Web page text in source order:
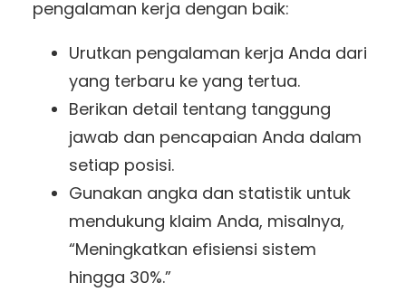
pengalaman kerja dengan baik:
Urutkan pengalaman kerja Anda dari
yang terbaru ke yang tertua.
Berikan detail tentang tanggung
jawab dan pencapaian Anda dalam
setiap posisi.
Gunakan angka dan statistik untuk
mendukung klaim Anda, misalnya,
“Meningkatkan efisiensi sistem
hingga 30%.”